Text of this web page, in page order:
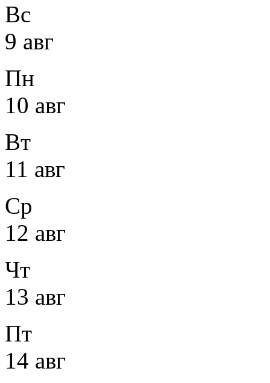
Вс
9 авг
Пн
10 авг
Вт
11 авг
Ср
12 авг
Чт
13 авг
Пт
14 авг